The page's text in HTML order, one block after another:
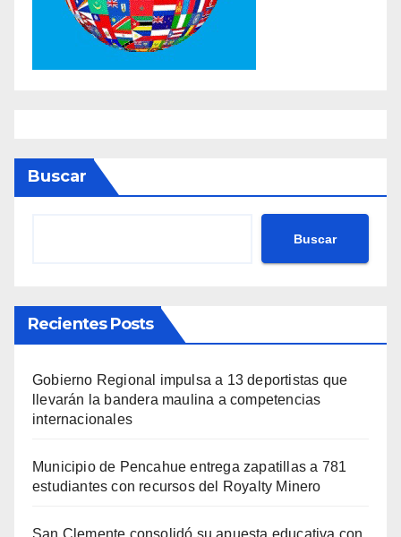
Buscar
Buscar
Recientes Posts
Gobierno Regional impulsa a 13 deportistas que
llevarán la bandera maulina a competencias
internacionales
Municipio de Pencahue entrega zapatillas a 781
estudiantes con recursos del Royalty Minero